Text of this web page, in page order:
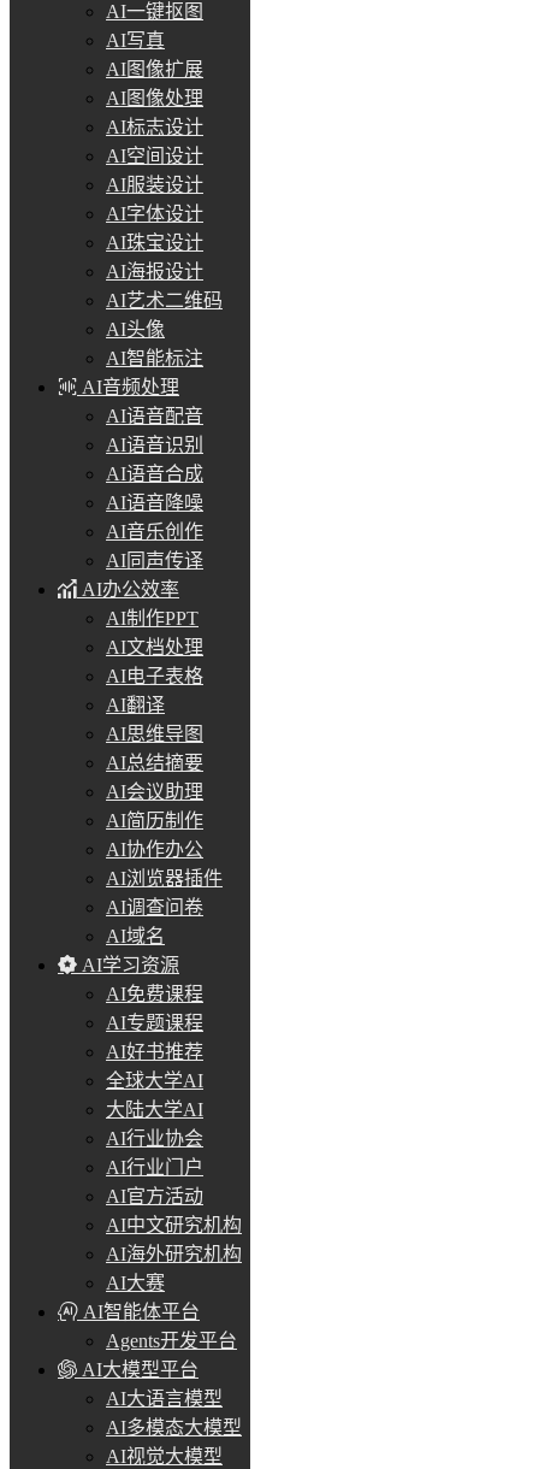
AI一键抠图
AI写真
AI图像扩展
AI图像处理
AI标志设计
AI空间设计
AI服装设计
AI字体设计
AI珠宝设计
AI海报设计
AI艺术二维码
AI头像
AI智能标注
AI音频处理
AI语音配音
AI语音识别
AI语音合成
AI语音降噪
AI音乐创作
AI同声传译
AI办公效率
AI制作PPT
AI文档处理
AI电子表格
AI翻译
AI思维导图
AI总结摘要
AI会议助理
AI简历制作
AI协作办公
AI浏览器插件
AI调查问卷
AI域名
AI学习资源
AI免费课程
AI专题课程
AI好书推荐
全球大学AI
大陆大学AI
AI行业协会
AI行业门户
AI官方活动
AI中文研究机构
AI海外研究机构
AI大赛
AI智能体平台
Agents开发平台
AI大模型平台
AI大语言模型
AI多模态大模型
AI视觉大模型